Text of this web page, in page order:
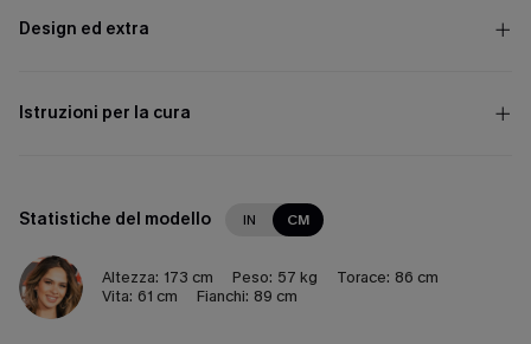
Design ed extra
Istruzioni per la cura
Statistiche del modello IN CM
Altezza: 173 cm Peso: 57 kg Torace: 86 cm
Vita: 61 cm Fianchi: 89 cm